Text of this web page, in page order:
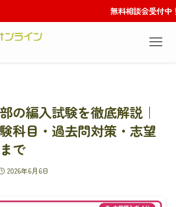
無料相談会受付中！
の編入試験を徹底解説｜
科目・過去問対策・志望
で
2026年6月6日